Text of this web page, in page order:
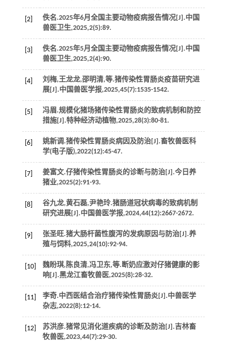
[2] 佚名.2025年6月全国主要动物疫病报告情况[J].中国
兽医卫生,2025,2(5):89.
[3] 佚名.2025年5月全国主要动物疫病报告情况[J].中国
兽医卫生,2025,2(4):90.
[4] 刘梅,王龙龙,邵明清,等.猪传染性胃肠炎疫苗研究进
展[J].中国兽医学报,2025,45(7):1535-1542.
[5]
冯眉.规模化猪场猪传染性胃肠炎的致病机制和防控
措施[J].特种经济动植物,2025,28(3):80-81.
[6] 姚新调.猪传染性胃肠炎病因及防治[J].畜牧兽医科
学(电子版),2022(12):45-47.
[7] 姜富文.仔猪传染性胃肠炎的诊断与防治[J].今日养
猪业,2025(2):91-93.
[8]
谷九龙,黄石磊,尹艳玲.猪肠道冠状病毒的致病机制
研究进展[J].中国兽医学报,2024,44(12):2667-2672.
[9] 张圣旺.猪大肠杆菌性腹泻的发病原因与防治[J].养
殖与饲料,2025,24(10):92-94.
[10] 魏盼琪,陈良清,冯卫东,等.断奶应激对仔猪健康的影
响[J].黑龙江畜牧兽医,2025(8):28-32.
[11] 李奇.中西医结合治疗猪传染性胃肠炎[J].中兽医学
杂志,2022(8):12-14.
[12] 苏洪彦.猪常见消化道疾病的诊断及防治[J].吉林畜
牧兽医,2023,44(7):29-30.